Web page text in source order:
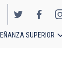
SUPERIOR